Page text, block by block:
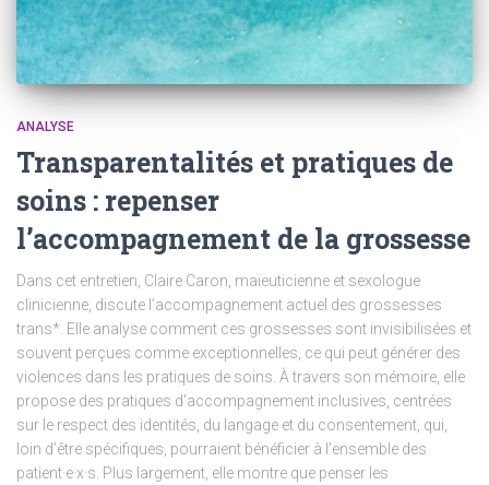
ANALYSE
Transparentalités et pratiques de
soins : repenser
l’accompagnement de la grossesse
Dans cet entretien, Claire Caron, maïeuticienne et sexologue
clinicienne, discute l’accompagnement actuel des grossesses
trans*. Elle analyse comment ces grossesses sont invisibilisées et
souvent perçues comme exceptionnelles, ce qui peut générer des
violences dans les pratiques de soins. À travers son mémoire, elle
propose des pratiques d’accompagnement inclusives, centrées
sur le respect des identités, du langage et du consentement, qui,
loin d’être spécifiques, pourraient bénéficier à l’ensemble des
patient·e·x·s. Plus largement, elle montre que penser les